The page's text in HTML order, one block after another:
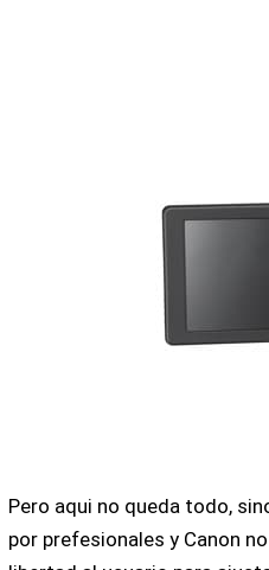
Pero aqui no queda todo,
por prefesionales y Canon